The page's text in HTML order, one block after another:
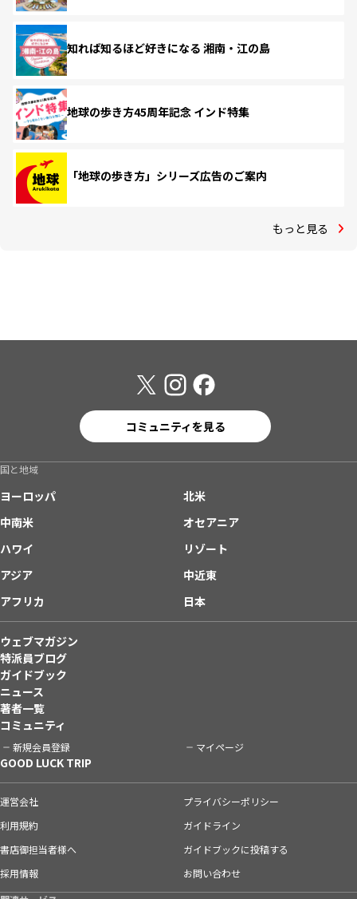
知れば知るほど好きになる 湘南・江の島
地球の歩き方45周年記念 インド特集
「地球の歩き方」シリーズ広告のご案内
もっと見る
コミュニティを見る
国と地域
ヨーロッパ
北米
中南米
オセアニア
ハワイ
リゾート
アジア
中近東
アフリカ
日本
ウェブマガジン
特派員ブログ
ガイドブック
ニュース
著者一覧
コミュニティ
新規会員登録 マイページ
GOOD LUCK TRIP
運営会社
プライバシーポリシー
利用規約
ガイドライン
書店御担当者様へ
ガイドブックに投稿する
採用情報
お問い合わせ